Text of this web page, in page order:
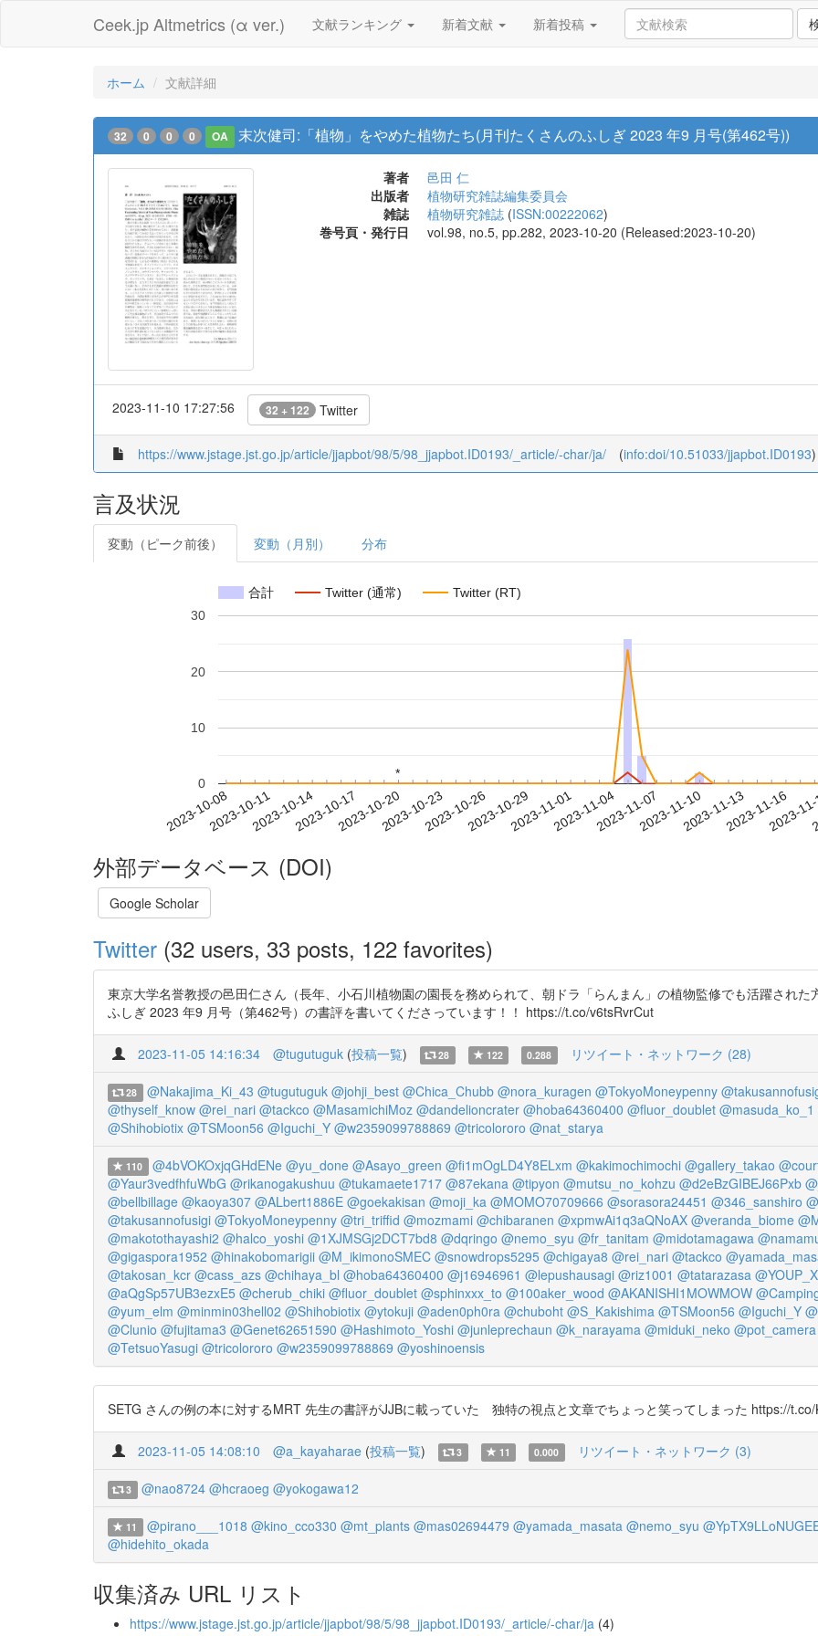
Ceek.jp Altmetrics (α ver.) 文献ランキング 新着文献 新着投稿
ホーム 文献詳細
32 0 0 0 OA 末次健司:「植物」をやめた植物たち(月刊たくさんのふしぎ 2023 年9 月号(第462号))
著者
邑田 仁
出版者
植物研究雑誌編集委員会
雑誌
植物研究雑誌 (ISSN:00222062)
巻号頁・発行日
vol.98, no.5, pp.282, 2023-10-20 (Released:2023-10-20)
2023-11-10 17:27:56 32 + 122 Twitter
https://www.jstage.jst.go.jp/article/jjapbot/98/5/98_jjapbot.ID0193/_article/-char/ja/ (info:doi/10.51033/jjapbot.ID0193)
言及状況
変動（ピーク前後） 変動（月別） 分布
合計 Twitter (通常) Twitter (RT)
2023-10-082023-10-112023-10-142023-10-172023-10-202023-10-232023-10-262023-10-292023-11-012023-11-042023-11-072023-11-102023-11-132023-11-16
2023-
0
10
20
30
*
*
外部データベース (DOI)
Google Scholar
Twitter (32 users, 33 posts, 122 favorites)
東京大学名誉教授の邑田仁さん（長年、小石川植物園の園長を務められて、朝ドラ「らんまん」の植物監修でも活躍され
ふしぎ 2023 年9 月号（第462号）の書評を書いてくださっています！！ https://t.co/v6tsRvrCut
2023-11-05 14:16:34 @tugutuguk (投稿一覧) 28 122 0.288 リツイート・ネットワーク (28)
28 @Nakajima_Ki_43 @tugutuguk @johji_best @Chica_Chubb @nora_kuragen @TokyoMoneypenny
@thyself_know @rei_nari @tackco @MasamichiMoz @dandelioncrater @hoba64360400 @fluor_doublet @masuda_ko_1
@Shihobiotix @TSMoon56 @Iguchi_Y @w2359099788869 @tricolororo @nat_starya
110 @4bVOKOxjqGHdENe @yu_done @Asayo_green @fi1mOgLD4Y8ELxm @kakimochimochi @gallery_takao
@Yaur3vedfhfuWbG @rikanogakushuu @tukamaete1717 @87ekana @tipyon @mutsu_no_kohzu @d2eBzGIBEJ66Pxb
@bellbillage @kaoya307 @ALbert1886E @goekakisan @moji_ka @MOMO70709666 @sorasora24451 @346_sanshiro
@takusannofusigi @TokyoMoneypenny @tri_triffid @mozmami @chibaranen @xpmwAi1q3aQNoAX @veranda_biome
@makotothayashi2 @halco_yoshi @1XJMSGj2DCT7bd8 @dqringo @nemo_syu @fr_tanitam @midotamagawa
@gigaspora1952 @hinakobomarigii @M_ikimonoSMEC @snowdrops5295 @chigaya8 @rei_nari @tackco
@takosan_kcr @cass_azs @chihaya_bl @hoba64360400 @j16946961 @lepushausagi @riz1001 @tatarazasa
@aQgSp57UB3ezxE5 @cherub_chiki @fluor_doublet @sphinxxx_to @100aker_wood @AKANISHI1MOWMOW
@yum_elm @minmin03hell02 @Shihobiotix @ytokuji @aden0ph0ra @chuboht @S_Kakishima @TSMoon56 @Iguchi_Y
@Clunio @fujitama3 @Genet62651590 @Hashimoto_Yoshi @junleprechaun @k_narayama @miduki_neko @pot_camera
@TetsuoYasugi @tricolororo @w2359099788869 @yoshinoensis
SETG さんの例の本に対するMRT 先生の書評がJJBに載っていた 独特の視点と文章でちょっと笑ってしまった https://
2023-11-05 14:08:10 @a_kayaharae (投稿一覧) 3 11 0.000 リツイート・ネットワーク (3)
3 @nao8724 @hcraoeg @yokogawa12
11 @pirano___1018 @kino_cco330 @mt_plants @mas02694479 @yamada_masata @nemo_syu
@hidehito_okada
収集済み URL リスト
https://www.jstage.jst.go.jp/article/jjapbot/98/5/98_jjapbot.ID0193/_article/-char/ja (4)